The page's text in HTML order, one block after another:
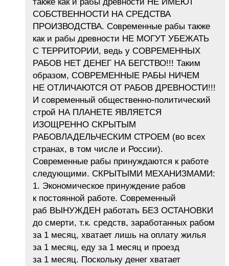
СОБСТВЕННОСТИ НА СРЕДСТВА
ПРОИЗВОДСТВА. Современные рабы также
как и рабы древности НЕ МОГУТ УБЕЖАТЬ
С ТЕРРИТОРИИ, ведь у СОВРЕМЕННЫХ
РАБОВ НЕТ ДЕНЕГ НА БЕГСТВО!!! Таким
образом, СОВРЕМЕННЫЕ РАБЫ НИЧЕМ
НЕ ОТЛИЧАЮТСЯ ОТ РАБОВ ДРЕВНОСТИ!!!
И современный общественно-политический
строй НА ПЛАНЕТЕ ЯВЛЯЕТСЯ
ИЗОЩРЕННО СКРЫТЫМ
РАБОВЛАДЕЛЬЧЕСКИМ СТРОЕМ (во всех
странах, в том числе и России).
Современные рабы принуждаются к работе
следующими. СКРЫТЫМИ МЕХАНИЗМАМИ:
1. Экономическое принуждение рабов
к постоянной работе. Современный
раб ВЫНУЖДЕН работать БЕЗ ОСТАНОВКИ
до смерти, т.к. средств, заработанных рабом
за 1 месяц, хватает лишь на оплату жилья
за 1 месяц, еду за 1 месяц и проезд
за 1 месяц. Поскольку денег хватает